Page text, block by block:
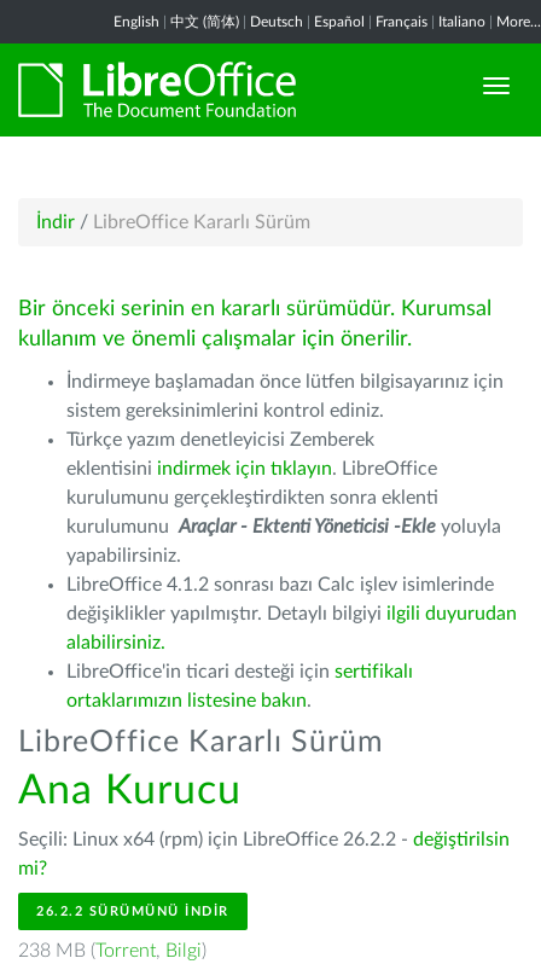
English 中文 (简体) Deutsch Español Français Italiano More...
İndir / LibreOffice Kararlı Sürüm
Bir önceki serinin en kararlı sürümüdür. Kurumsal
kullanım ve önemli çalışmalar için önerilir.
İndirmeye başlamadan önce lütfen bilgisayarınız için
sistem gereksinimlerini kontrol ediniz.
Türkçe yazım denetleyicisi Zemberek
eklentisini indirmek için tıklayın. LibreOffice
kurulumunu gerçekleştirdikten sonra eklenti
kurulumunu Araçlar - Ektenti Yöneticisi -Ekle yoluyla
yapabilirsiniz.
LibreOffice 4.1.2 sonrası bazı Calc işlev isimlerinde
değişiklikler yapılmıştır. Detaylı bilgiyi ilgili duyurudan
alabilirsiniz.
LibreOffice'in ticari desteği için sertifikalı
ortaklarımızın listesine bakın.
LibreOffice Kararlı Sürüm
Ana Kurucu
Seçili: Linux x64 (rpm) için LibreOffice 26.2.2 - değiştirilsin
mi?
26.2.2 SÜRÜMÜNÜ İNDIR
238 MB (Torrent, Bilgi)